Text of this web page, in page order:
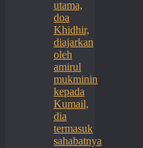
utama,
doa
Khidhir,
diajarkan
oleh
amirul
mukminin
kepada
Kumail,
dia
termasuk
sahabatnya